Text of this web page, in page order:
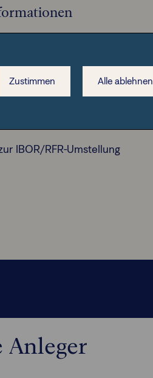
IBOR/RFR-Umstellung
Zustimmen Alle ablehnen